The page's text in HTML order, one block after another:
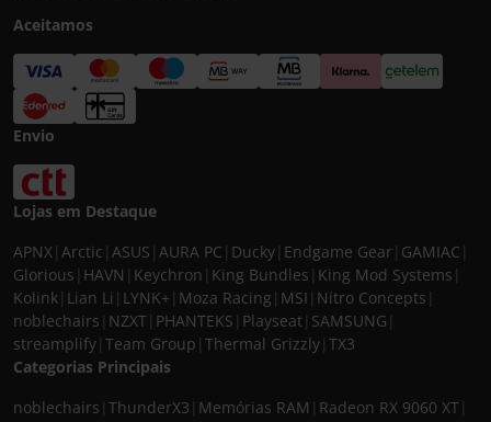
Aceitamos
Envio
Lojas em Destaque
APNX Arctic ASUS AURA PC Ducky Endgame Gear GAMIAC
Glorious HAVN Keychron King Bundles King Mod Systems
Kolink Lian Li LYNK+ Moza Racing MSI Nitro Concepts
noblechairs NZXT PHANTEKS Playseat SAMSUNG
streamplify Team Group Thermal Grizzly TX3
Categorias Principais
noblechairs ThunderX3 Memórias RAM Radeon RX 9060 XT